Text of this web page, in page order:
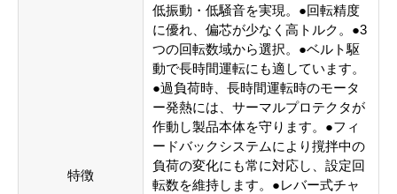
特徴
低振動・低騒音を実現。●回転精度
に優れ、偏芯が少なく高トルク。●3
つの回転数域から選択。●ベルト駆
動で長時間運転にも適しています。
●過負荷時、長時間運転時のモータ
ー発熱には、サーマルプロテクタが
作動し製品本体を守ります。●フィ
ードバックシステムにより撹拌中の
負荷の変化にも常に対応し、設定回
転数を維持します。●レバー式チャ